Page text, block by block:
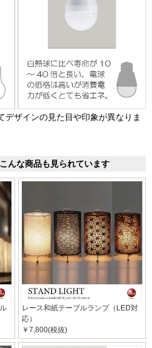
デザインの見た目や印象が異なりま
んな商品も見られています
レース和紙テーブルランプ（LED対
応）
￥7,800(税抜)